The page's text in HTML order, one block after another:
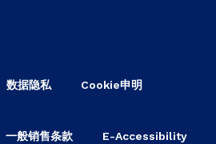
数据隐私 Cookie申明
一般销售条款 E-Accessibility